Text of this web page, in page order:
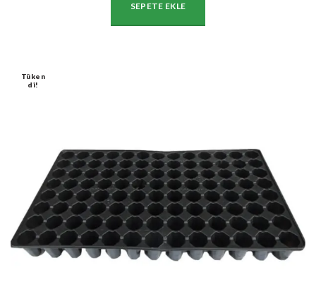
SEPETE EKLE
Tüken
Di!